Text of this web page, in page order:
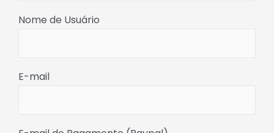
Nome de Usuário
E-mail